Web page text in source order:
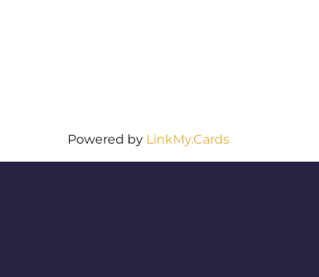
Powered by LinkMy.Cards